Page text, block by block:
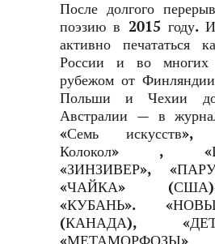
После долгого
поэзию в 2015 году.
активно печататься
России и во многих
рубежом от
Польши и Чехии
Австралии — в
«Семь искусств»,
Колокол» ,
«ЗИНЗИВЕР»,
«ЧАЙКА»
«КУБАНЬ».
(КАНАДА),